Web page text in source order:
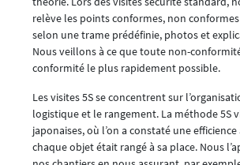
relève les points conformes, non
selon une trame prédéfinie, photos et
Nous veillons à ce que toute non-
conformité le plus rapidement possible.
Les visites 5S se concentrent sur
logistique et le rangement. La méthode 5S
japonaises, où l’on a constaté une
chaque objet était rangé à sa place. Nous